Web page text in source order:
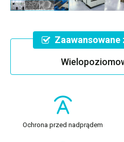
Ochrona przed nadprądem